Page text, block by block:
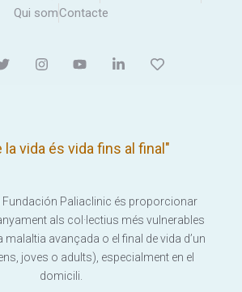
Qui somContacte
la vida és vida fins al final"
Fundación Paliaclinic és proporcionar
als col·lectius més vulnerables
malaltia avançada o el final de vida d’un
joves o adults), especialment en el
domicili.